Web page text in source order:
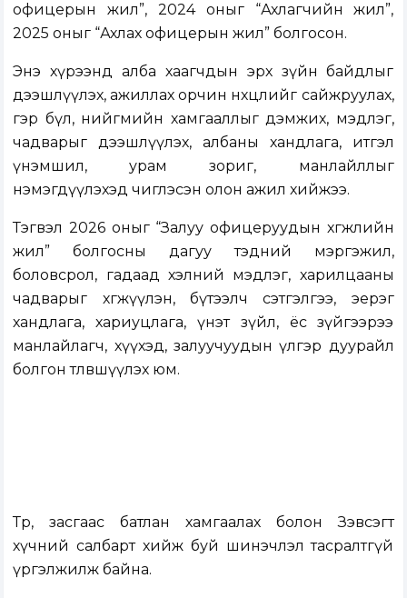
офицерын жил”, 2024 оныг “Ахлагчийн жил”,
2025 оныг “Ахлах офицерын жил” болгосон.
Энэ хүрээнд алба хаагчдын эрх зүйн байдлыг
дээшлүүлэх, ажиллах орчин нөхцөлийг сайжруулах,
гэр бүл, нийгмийн хамгааллыг дэмжих, мэдлэг,
чадварыг дээшлүүлэх, албаны хандлага, итгэл
үнэмшил, урам зориг, манлайллыг
нэмэгдүүлэхэд чиглэсэн олон ажил хийжээ.
Тэгвэл 2026 оныг “Залуу офицеруудын хөгжлийн
жил” болгосны дагуу тэдний мэргэжил,
боловсрол, гадаад хэлний мэдлэг, харилцааны
чадварыг хөгжүүлэн, бүтээлч сэтгэлгээ, эерэг
хандлага, хариуцлага, үнэт зүйл, ёс зүйгээрээ
манлайлагч, хүүхэд, залуучуудын үлгэр дуурайл
болгон төлөвшүүлэх юм.
Төр, засгаас батлан хамгаалах болон Зэвсэгт
хүчний салбарт хийж буй шинэчлэл тасралтгүй
үргэлжилж байна.